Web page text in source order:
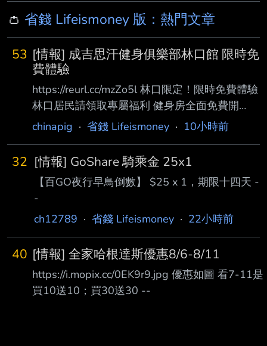
👛 省錢 Lifeismoney 版：熱門文章
53 [情報] 成吉思汗健身俱樂部林口館 限時免
費體驗
https://reurl.cc/mzZo5l 林口限定！限時免費體驗
林口居民請領取專屬福利 健身房全面免費開
放！ 8/7(五)15:00 ～ 8/16(日)24:00止 不限會
心提醒：13 歲以上未滿 20 歲，請攜帶家長授
權同意書喔！) --------------------------------
----- 鄉民有福了 全台最頂的健身房 全面免費開
放 不管是想要練成漢肩 還是膝蓋卡卡的不夠軟
都可以去體驗看看 --
chinapig · 省錢 Lifeismoney · 10小時前
32 [情報] GoShare 騎乘金 25x1
【百GO夜行早鳥倒數】 $25 x 1，期限十四天 -
-
ch12789 ·省錢 Lifeismoney · 22小時前
40 [情報] 全家哈根達斯優惠8/6-8/11
https://i.mopix.cc/0EK9r9.jpg 優惠如圖 看7-11是
買10送10；買30送30 --